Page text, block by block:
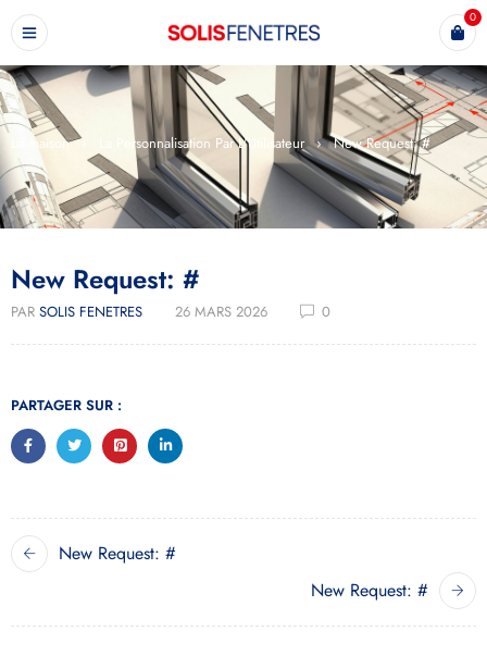
0
La maison La Personnalisation Par L'Utilisateur › New Request: #
New Request: #
PAR SOLIS FENETRES 26 MARS 2026 0
PARTAGER SUR :
New Request: #
New Request: #